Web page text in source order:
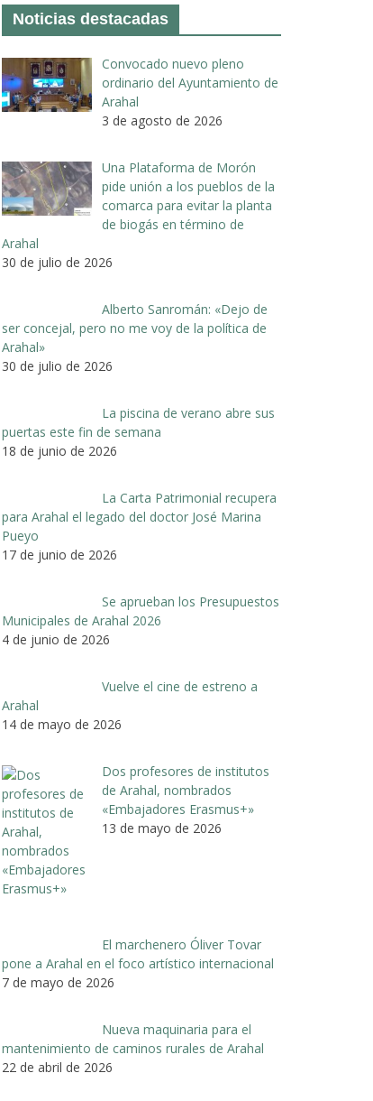
Noticias destacadas
Convocado nuevo pleno
ordinario del Ayuntamiento de
Arahal
3 de agosto de 2026
Una Plataforma de Morón
pide unión a los pueblos de la
comarca para evitar la planta
de biogás en término de
Arahal
30 de julio de 2026
Alberto Sanromán: «Dejo de
ser concejal, pero no me voy de la política de
Arahal»
30 de julio de 2026
La piscina de verano abre sus
puertas este fin de semana
18 de junio de 2026
La Carta Patrimonial recupera
para Arahal el legado del doctor José Marina
Pueyo
17 de junio de 2026
Se aprueban los Presupuestos
Municipales de Arahal 2026
4 de junio de 2026
Vuelve el cine de estreno a
Arahal
14 de mayo de 2026
Dos profesores de institutos
de Arahal, nombrados
«Embajadores Erasmus+»
13 de mayo de 2026
El marchenero Óliver Tovar
pone a Arahal en el foco artístico internacional
7 de mayo de 2026
Nueva maquinaria para el
mantenimiento de caminos rurales de Arahal
22 de abril de 2026